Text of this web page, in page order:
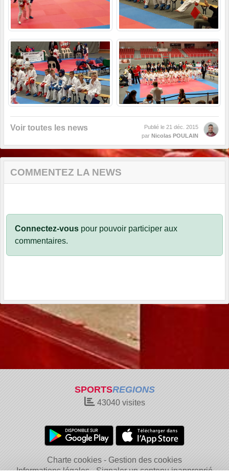
Voir toutes les news Publié le 21 déc. 2015
par Nicolas POULAIN
COMMENTEZ LA NEWS
Connectez-vous pour pouvoir participer aux
commentaires.
SPORTSREGIONS
43040visites
Charte cookies
Gestion des cookies
Informations légales
Signaler un contenu inapproprié